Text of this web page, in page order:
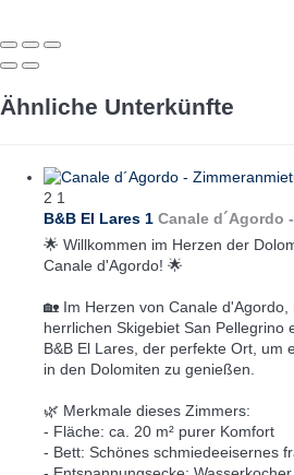
Ähnliche Unterkünfte
2 1
B&B El Lares 1 Canale d´Agordo -
🌟 Willkommen im Herzen der
Canale d'Agordo! 🌟
🏡 Im Herzen von Canale
herrlichen Skigebiet San Pellegrino
B&B El Lares, der perfekte Ort, um
in den Dolomiten zu genießen.
🌿 Merkmale dieses Zimmers:
- Fläche: ca. 20 m² purer Komfort
- Bett: Schönes schmiedeeisernes